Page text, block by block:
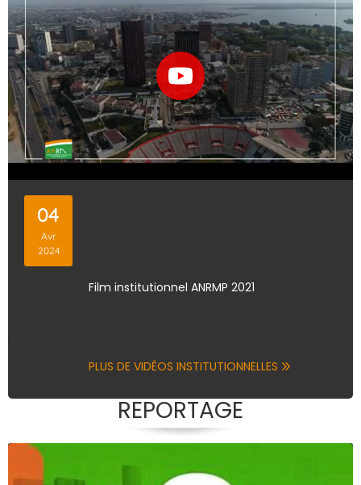
Film institutionnel ANRMP 2021
04
Avr
2024
PLUS DE VIDÉOS INSTITUTIONNELLES
REPORTAGE